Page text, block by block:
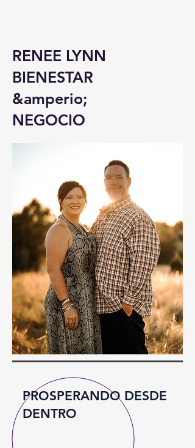
RENEE LYNN
BIENESTAR
&amperio;
NEGOCIO
PROSPERANDO DESDE
DENTRO